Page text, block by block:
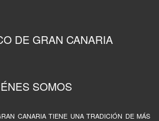
DE GRAN CANARIA
SOMOS
CANARIA TIENE UNA TRADICIÓN DE MÁS